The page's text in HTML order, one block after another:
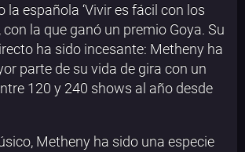
la española ‘Vivir es fácil con los
con la que ganó un premio Goya. Su
ha sido incesante: Metheny ha
parte de su vida de gira con un
120 y 240 shows al año desde
Metheny ha sido una especie